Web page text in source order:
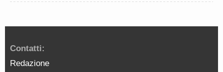
Contatti:
Redazione